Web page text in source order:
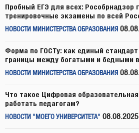
Пробный ЕГЭ для всех: Рособрнадзор
тренировочные экзамены по всей
НОВОСТИ МИНИСТЕРСТВА ОБРАЗОВАНИЯ
Форма по ГОСТу: как единый
границы между богатыми и бедными
НОВОСТИ МИНИСТЕРСТВА ОБРАЗОВАНИЯ
Что такое Цифровая
работать педагогам?
НОВОСТИ "МОЕГО УНИВЕРСИТЕТА" 08.08.2025